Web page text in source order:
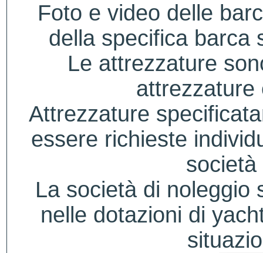
Foto e video delle
della specifica barca
Le attrezzature
attrezzature
Attrezzature
essere richieste
La società di noleggio
nelle dotazioni di